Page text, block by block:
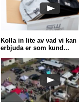
Kolla in lite av vad vi kan
erbjuda er som kund...